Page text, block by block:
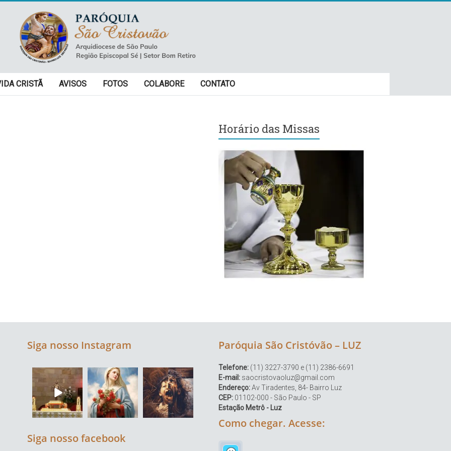
CRISTÃ AVISOS FOTOS COLABORE CONTATO
Horário das Missas
Siga nosso Instagram
Siga nosso facebook
Paróquia São Cristóvão – LUZ
Telefone: (11) 3227-3790 e (11) 2386-6691
E-mail: saocristovaoluz@gmail.com
Endereço:Av Tiradentes, 84- Bairro Luz
CEP: 01102-000 - São Paulo - SP
Estação Metrô - Luz
Como chegar. Acesse: